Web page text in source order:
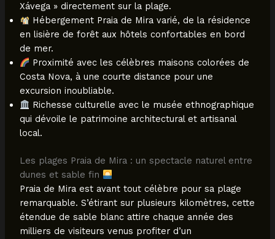
Xávega » directement sur la plage.
Hébergement Praia de Mira varié, de la résidence
en lisière de forêt aux hôtels confortables en bord
de mer.
Proximité avec les célèbres maisons colorées de
Costa Nova, à une courte distance pour une
excursion inoubliable.
Richesse culturelle avec le musée ethnographique
qui dévoile le patrimoine architectural et artisanal
local.
Les plages Praia de Mira : un spectacle naturel entre
dunes et sable fin
Praia de Mira est avant tout célèbre pour sa plage
remarquable. S’étirant sur plusieurs kilomètres, cette
étendue de sable blanc attire chaque année des
milliers de visiteurs venus profiter d’un